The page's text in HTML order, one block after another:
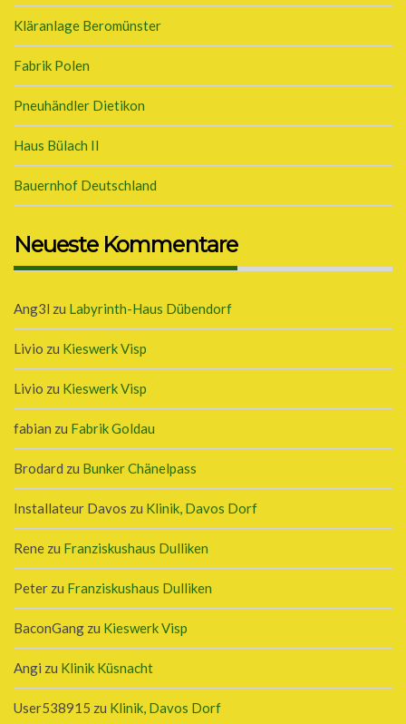
Kläranlage Beromünster
Fabrik Polen
Pneuhändler Dietikon
Haus Bülach II
Bauernhof Deutschland
Neueste Kommentare
Ang3l zu Labyrinth-Haus Dübendorf
Livio zu Kieswerk Visp
Livio zu Kieswerk Visp
fabian zu Fabrik Goldau
Brodard zu Bunker Chänelpass
Installateur Davos zu Klinik, Davos Dorf
Rene zu Franziskushaus Dulliken
Peter zu Franziskushaus Dulliken
BaconGang zu Kieswerk Visp
Angi zu Klinik Küsnacht
User538915 zu Klinik, Davos Dorf